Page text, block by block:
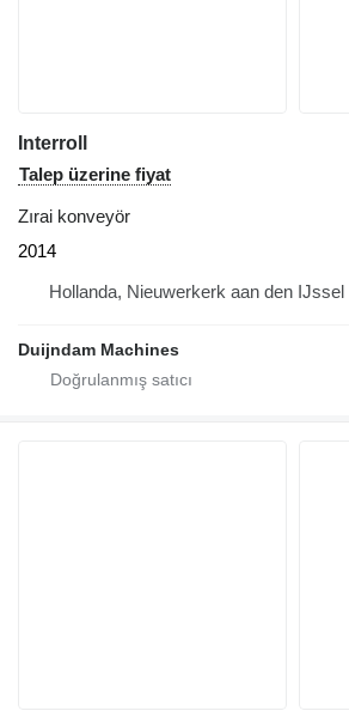
Interroll
Talep üzerine fiyat
Zırai konveyör
2014
Hollanda, Nieuwerkerk aan den IJssel
Duijndam Machines